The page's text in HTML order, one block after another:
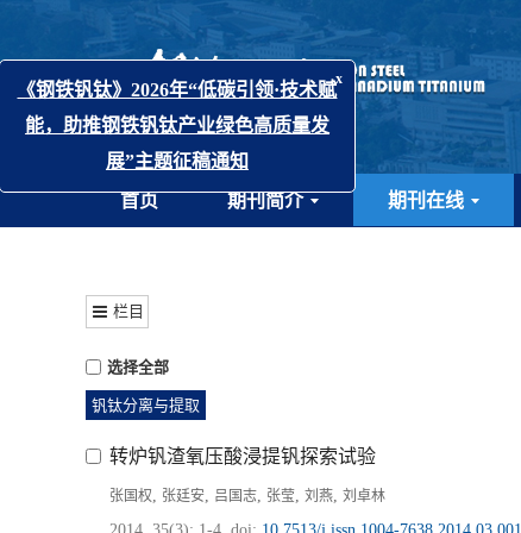
首页 期刊简介 期刊在线
栏目
选择全部
钒钛分离与提取
转炉钒渣氧压酸浸提钒探索试验
张国权, 张廷安, 吕国志, 张莹, 刘燕, 刘卓林
《钢铁钒钛》2026年“低碳引领·技术赋
能，助推钢铁钒钛产业绿色高质量发
展”主题征稿通知